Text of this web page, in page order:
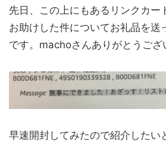
先日、この上にもあるリンクカー
お助けした件についてお礼品を送
です。machoさんありがとうござ
早速開封してみたので紹介したい